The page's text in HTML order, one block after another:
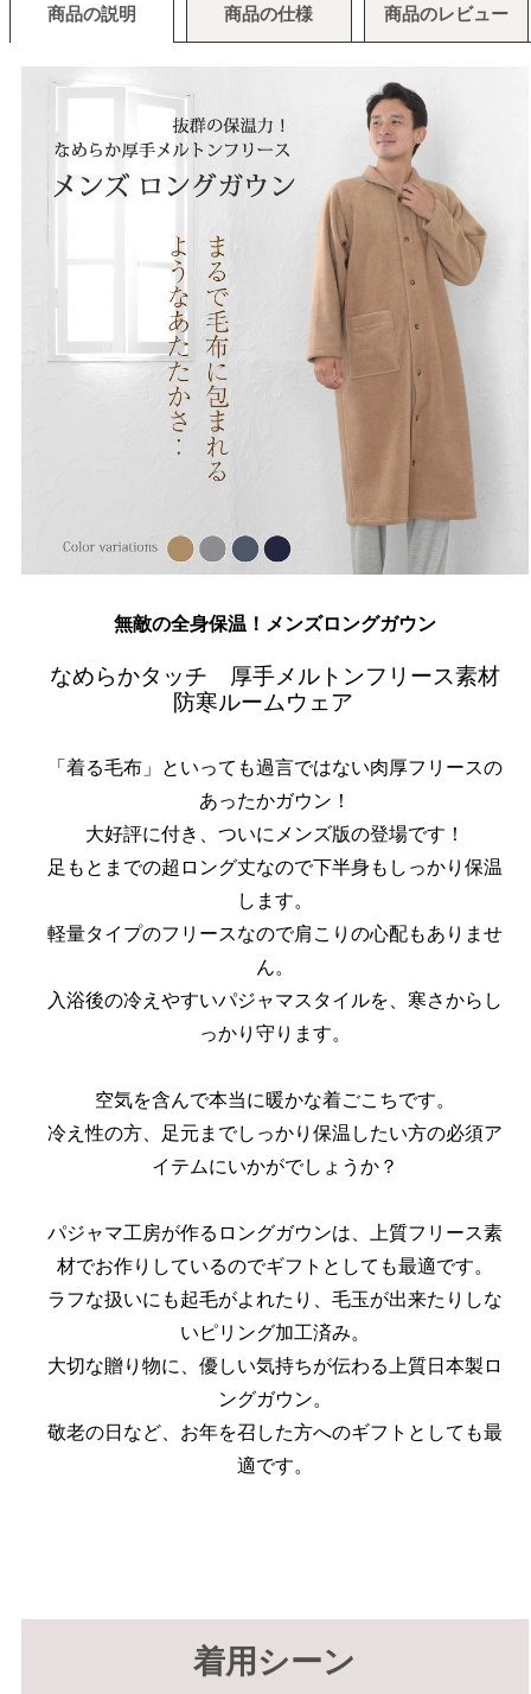
商品の説明 商品の仕様 商品のレビュー
無敵の全身保温！メンズロングガウン
なめらかタッチ 厚手メルトンフリース素材
防寒ルームウェア
「着る毛布」といっても過言ではない肉厚フリースの
あったかガウン！
大好評に付き、ついにメンズ版の登場です！
足もとまでの超ロング丈なので下半身もしっかり保温
します。
軽量タイプのフリースなので肩こりの心配もありませ
ん。
入浴後の冷えやすいパジャマスタイルを、寒さからし
っかり守ります。
空気を含んで本当に暖かな着ごこちです。
冷え性の方、足元までしっかり保温したい方の必須ア
イテムにいかがでしょうか？
パジャマ工房が作るロングガウンは、上質フリース素
材でお作りしているのでギフトとしても最適です。
ラフな扱いにも起毛がよれたり、毛玉が出来たりしな
いピリング加工済み。
大切な贈り物に、優しい気持ちが伝わる上質日本製ロ
ングガウン。
敬老の日など、お年を召した方へのギフトとしても最
適です。
着用シーン